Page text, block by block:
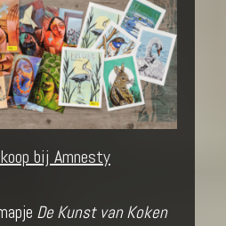
bij Amnesty
De Kunst van Koken